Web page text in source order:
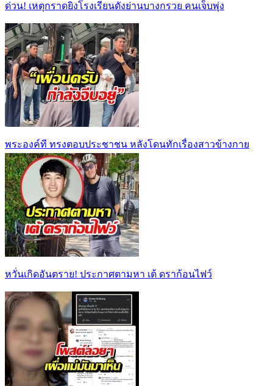
ด่วน! เหตุกราดยิงโรงเรียนดังย่านบางกรวย คนเจ็บพุ่ง
พระองค์ที ทรงตอบประชาชน หลังโดนทักเรื่องสาวข้างกาย
หวั่นเกิดอันตราย! ประกาศตามหา เต้ ดราก้อนไฟว์